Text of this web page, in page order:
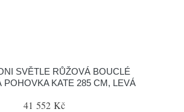
SVĚTLE RŮŽOVÁ BOUCLÉ
POHOVKA KATE 285 CM, LEVÁ
41 552 Kč